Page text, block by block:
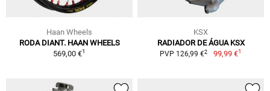
Haan Wheels
RODA DIANT. HAAN WHEELS
569,00 €1
KSX
RADIADOR DE ÁGUA KSX
PVP 126,99 €2 99,99 €1